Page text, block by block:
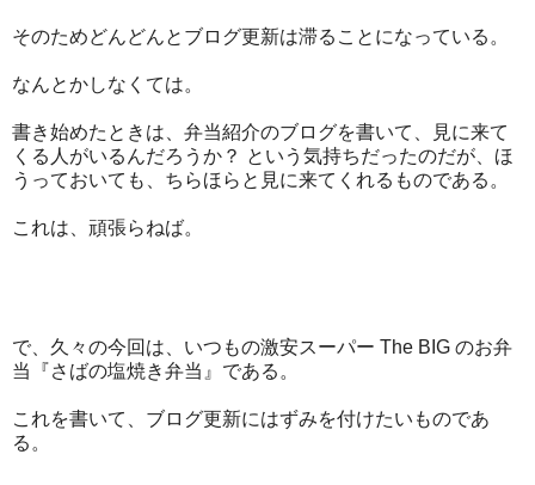
そのためどんどんとブログ更新は滞ることになっている。
なんとかしなくては。
書き始めたときは、弁当紹介のブログを書いて、見に来て
くる人がいるんだろうか？ という気持ちだったのだが、ほ
うっておいても、ちらほらと見に来てくれるものである。
これは、頑張らねば。
で、久々の今回は、いつもの激安スーパー The BIG のお弁
当『さばの塩焼き弁当』である。
これを書いて、ブログ更新にはずみを付けたいものであ
る。